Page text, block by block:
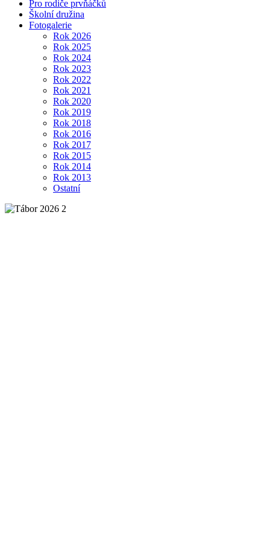
Pro rodiče prvňáčků
Školní družina
Fotogalerie
Rok 2026
Rok 2025
Rok 2024
Rok 2023
Rok 2022
Rok 2021
Rok 2020
Rok 2019
Rok 2018
Rok 2016
Rok 2017
Rok 2015
Rok 2014
Rok 2013
Ostatní